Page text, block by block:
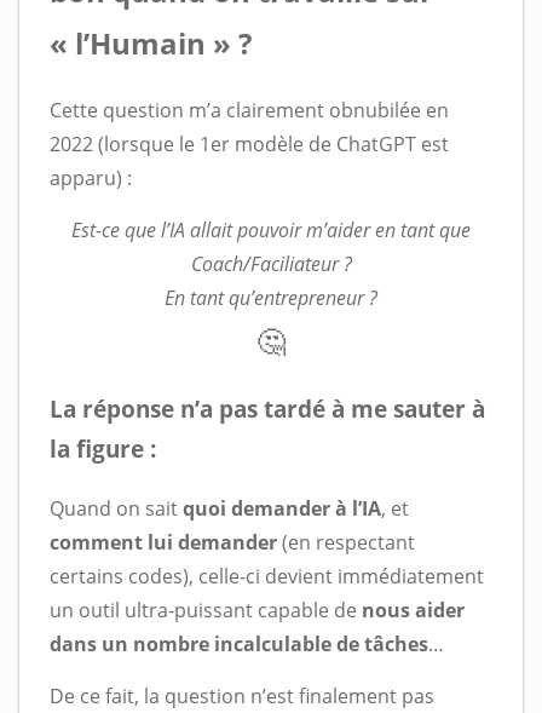
« l’Humain » ?
Cette question m’a clairement obnubilée en
2022 (lorsque le 1er modèle de ChatGPT est
apparu) :
Est-ce que l’IA allait pouvoir m’aider en tant que
Coach/Faciliateur ?
En tant qu’entrepreneur ?
🤔
La réponse n’a pas tardé à me sauter à
la figure :
Quand on saitquoi demander à l’IA, et
comment lui demander(en respectant
certains codes), celle-ci devient immédiatement
un outil ultra-puissant capable de nous aider
dans un nombre incalculable de tâches…
De ce fait, la question n’est finalement pas